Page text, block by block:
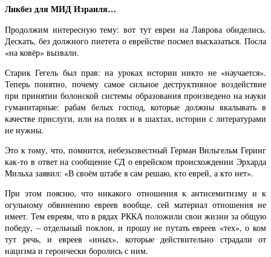
Ликбез для МИД Израиля…
Продолжим интересную тему: вот тут евреи на Лаврова обиделись.
Дескать, без должного пиетета о еврействе посмел высказаться. Посла
«на ковёр» вызвали.
Старик Гегель был прав: на уроках истории никто не «научается».
Теперь понятно, почему самое сильное деструктивное воздействие
при принятии болонской системы образования произведено на науки
гуманитарные: рабам белых господ, которые должны вкалывать в
качестве прислуги, или на полях и в шахтах, истории с литературами
не нужны.
Это к тому, что, помнится, небезызвестный Герман Вильгельм Геринг
как-то в ответ на сообщение СД о еврейском происхождении Эрхарда
Мильха заявил: «В своём штабе я сам решаю, кто еврей, а кто нет».
При этом поясню, что никакого отношения к антисемитизму и к
огульному обвинению евреев вообще, сей материал отношения не
имеет. Тем евреям, что в рядах РККА положили свои жизни за общую
победу, – отдельный поклон, и прошу не путать евреев «тех», о ком
тут речь, и евреев «иных», которые действительно страдали от
нацизма и героически боролись с ним.